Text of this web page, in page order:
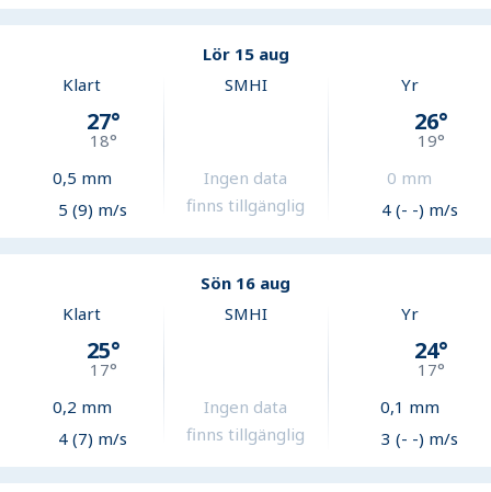
Lör 15 aug
Klart
27°
18°
0,5 mm
5 (9) m/s
SMHI
Ingen data
finns tillgänglig
Yr
26°
19°
0 mm
4 (- -) m/s
Sön 16 aug
Klart
25°
17°
0,2 mm
4 (7) m/s
SMHI
Ingen data
finns tillgänglig
Yr
24°
17°
0,1 mm
3 (- -) m/s